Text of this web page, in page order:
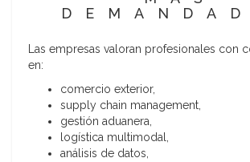
Las empresas valoran profesionales con
en:
comercio exterior,
supply chain management,
gestión aduanera,
logística multimodal,
análisis de datos,